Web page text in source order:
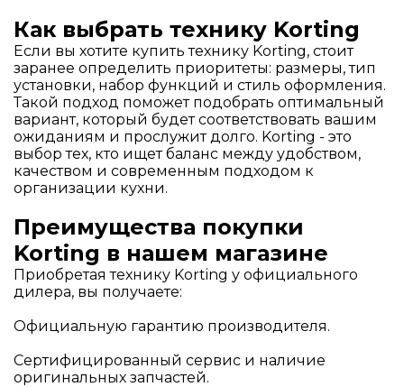
Как выбрать технику Korting
Если вы хотите купить технику Korting, стоит
заранее определить приоритеты: размеры, тип
установки, набор функций и стиль оформления.
Такой подход поможет подобрать оптимальный
вариант, который будет соответствовать вашим
ожиданиям и прослужит долго. Korting - это
выбор тех, кто ищет баланс между удобством,
качеством и современным подходом к
организации кухни.
Преимущества покупки
Korting в нашем магазине
Приобретая технику Korting у официального
дилера, вы получаете:
Официальную гарантию производителя.
Сертифицированный сервис и наличие
оригинальных запчастей.